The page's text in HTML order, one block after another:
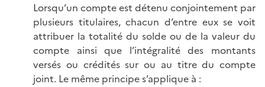
Lorsqu’un compte est détenu conjointement par
plusieurs titulaires, chacun d’entre eux se voit
attribuer la totalité du solde ou de la valeur du
compte ainsi que l’intégralité des montants
versés ou crédités sur ou au titre du compte
joint. Le même principe s’applique à :